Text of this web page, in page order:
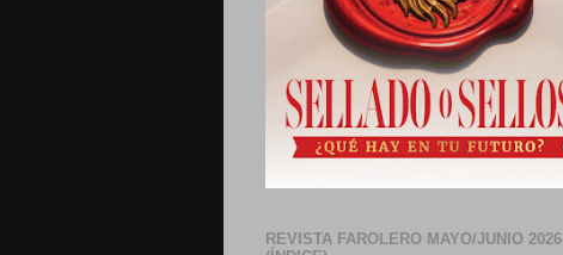
REVISTA FAROLERO MAYO/JUNIO 2026